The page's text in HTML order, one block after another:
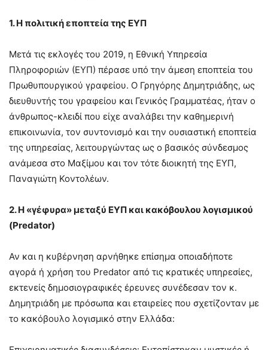
1. Η πολιτική εποπτεία της ΕΥΠ
Μετά τις εκλογές του 2019, η Εθνική Υπηρεσία
Πληροφοριών (ΕΥΠ) πέρασε υπό την άμεση εποπτεία του
Πρωθυπουργικού γραφείου. Ο Γρηγόρης Δημητριάδης, ως
διευθυντής του γραφείου και Γενικός Γραμματέας, ήταν ο
άνθρωπος-κλειδί που είχε αναλάβει την καθημερινή
επικοινωνία, τον συντονισμό και την ουσιαστική εποπτεία
της υπηρεσίας, λειτουργώντας ως ο βασικός σύνδεσμος
ανάμεσα στο Μαξίμου και τον τότε διοικητή της ΕΥΠ,
Παναγιώτη Κοντολέων.
2. Η «γέφυρα» μεταξύ ΕΥΠ και κακόβουλου λογισμικού
(Predator)
Αν και η κυβέρνηση αρνήθηκε επίσημα οποιαδήποτε
αγορά ή χρήση του Predator από τις κρατικές υπηρεσίες,
εκτενείς δημοσιογραφικές έρευνες συνέδεσαν τον κ.
Δημητριάδη με πρόσωπα και εταιρείες που σχετίζονταν με
το κακόβουλο λογισμικό στην Ελλάδα: